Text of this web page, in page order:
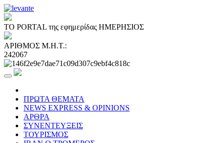
ΤΟ PORTAL της εφημερίδας ΗΜΕΡΗΣΙΟΣ
ΑΡΙΘΜΟΣ Μ.Η.Τ.:
242067
ΠΡΩΤΑ ΘΕΜΑΤΑ
NEWS EXPRESS & OPINIONS
ΑΡΘΡΑ
ΣΥΝΕΝΤΕΥΞΕΙΣ
ΤΟΥΡΙΣΜΟΣ